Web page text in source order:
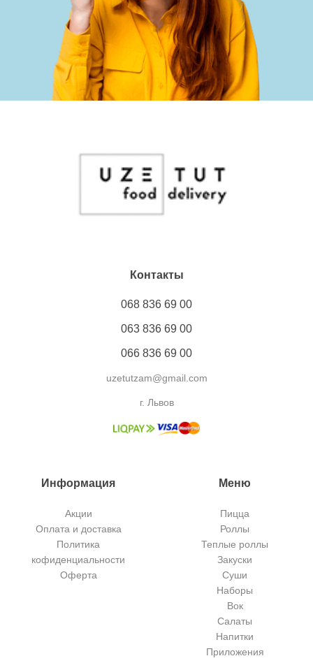
Контакты
068 836 69 00
063 836 69 00
066 836 69 00
uzetutzam@gmail.com
г. Львов
Информация
Акции
Оплата и доставка
Политика
кофиденциальности
Оферта
Меню
Пицца
Роллы
Теплые роллы
Закуски
Суши
Наборы
Вок
Салаты
Напитки
Приложения